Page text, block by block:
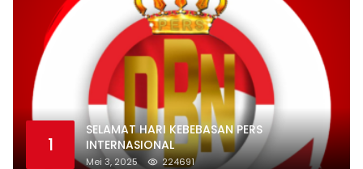
1
SELAMAT HARI KEBEBASAN PERS
INTERNASIONAL
Mei 3, 2025 224691